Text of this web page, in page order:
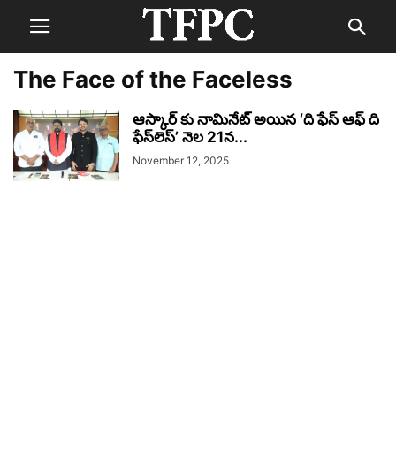
The Face of the Faceless
ఆస్కార్ కు నామినేట్ అయిన ‘ది ఫేస్ ఆఫ్ ది
ఫేస్‌లెస్’ నెల 21న...
November 12, 2025